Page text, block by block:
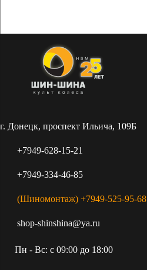
г. Донецк, проспект Ильича, 109Б
+7949-628-15-21
+7949-334-46-85
(Шиномонтаж) +7949-525-95-68
shop-shinshina@ya.ru
Пн - Вс: c 09:00 до 18:00